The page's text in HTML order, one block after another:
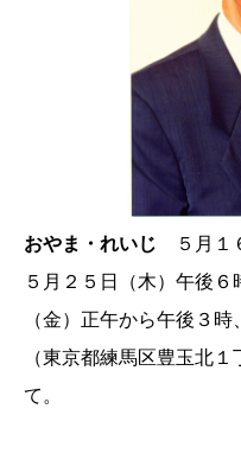
おやま・れいじ ５月１
５月２５日（木）午後
（金）正午から午後３
（東京都練馬区豊玉北
て。